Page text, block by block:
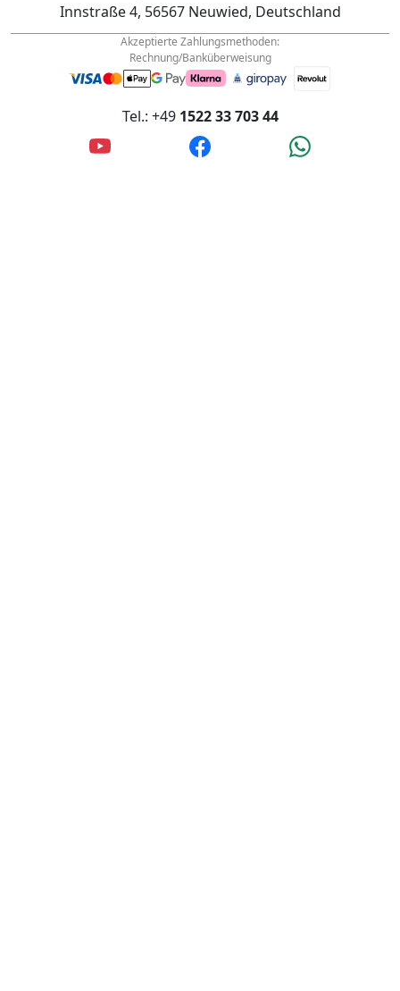
info@wanderfalke-kurier.de
Innstraße 4, 56567 Neuwied, Deutschland
Akzeptierte Zahlungsmethoden:
Rechnung/Banküberweisung
1522 33 703 44